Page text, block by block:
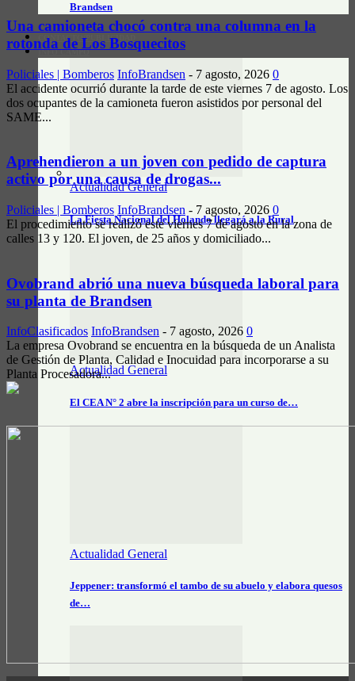
Brandsen
CONTACTO/PUBLICIDAD
INFO CAMPO
Actualidad General
La Fiesta Nacional del Holando llegará a la Rural
Actualidad General
El CEA N° 2 abre la inscripción para un curso de…
Actualidad General
Jeppener: transformó el tambo de su abuelo y elabora quesos
de…
Una camioneta chocó contra una columna en la
rotonda de Los Bosquecitos
Policiales | Bomberos InfoBrandsen - 7 agosto, 2026 0
El accidente ocurrió durante la tarde de este viernes 7 de agosto. Los
dos ocupantes de la camioneta fueron asistidos por personal del
SAME...
Aprehendieron a un joven con pedido de captura
activo por una causa de drogas...
Policiales | Bomberos InfoBrandsen - 7 agosto, 2026 0
El procedimiento se realizó este viernes 7 de agosto en la zona de
calles 13 y 120. El joven, de 25 años y domiciliado...
Ovobrand abrió una nueva búsqueda laboral para
su planta de Brandsen
InfoClasificados InfoBrandsen - 7 agosto, 2026 0
La empresa Ovobrand se encuentra en la búsqueda de un Analista
de Gestión de Planta, Calidad e Inocuidad para incorporarse a su
Planta Procesadora...